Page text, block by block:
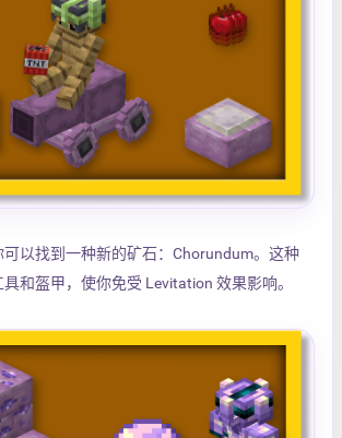
以找到一种新的矿石：Chorundum。这种
和盔甲，使你免受 Levitation 效果影响。